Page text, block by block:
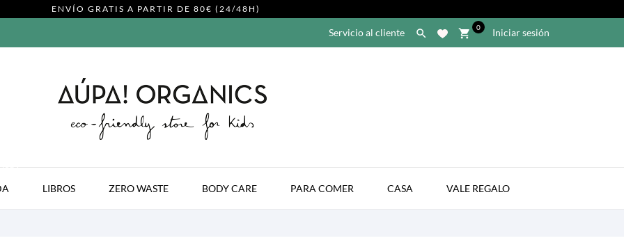
ENVÍO GRATIS A PARTIR DE 80€ (24/48H)
Servicio al cliente  shopping_cart 0 Iniciar sesión
LIBROS ZERO WASTE BODY CARE PARA COMER CASA VALE REGALO